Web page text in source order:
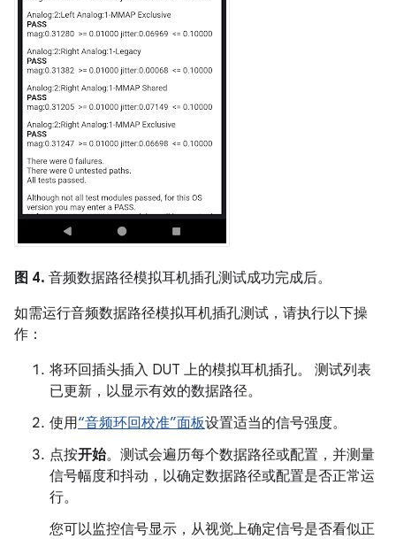
图 4. 音频数据路径模拟耳机插孔测试成功完成后。
如需运行音频数据路径模拟耳机插孔测试，请执行以下操
作：
将环回插头插入 DUT 上的模拟耳机插孔。 测试列表
已更新，以显示有效的数据路径。
使用“音频环回校准”面板设置适当的信号强度。
点按开始。测试会遍历每个数据路径或配置，并测量
信号幅度和抖动，以确定数据路径或配置是否正常运
行。
您可以监控信号显示，从视觉上确定信号是否看似正